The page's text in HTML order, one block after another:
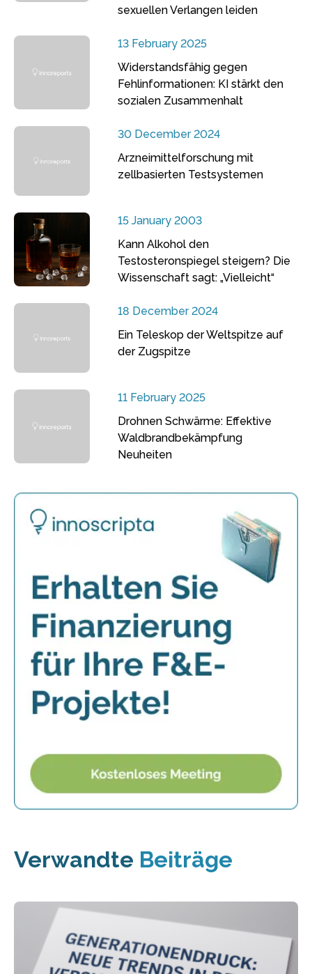
sexuellen Verlangen leiden
13 February 2025
Widerstandsfähig gegen
Fehlinformationen: KI stärkt den
sozialen Zusammenhalt
30 December 2024
Arzneimittelforschung mit
zellbasierten Testsystemen
15 January 2003
Kann Alkohol den
Testosteronspiegel steigern? Die
Wissenschaft sagt: „Vielleicht“
18 December 2024
Ein Teleskop der Weltspitze auf
der Zugspitze
11 February 2025
Drohnen Schwärme: Effektive
Waldbrandbekämpfung
Neuheiten
Verwandte Beiträge